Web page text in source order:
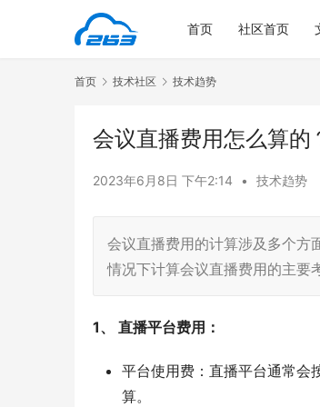
首页 社区首页
首页 技术社区 技术趋势
会议直播费用怎么算的
2023年6月8日 下午2:14 • 技术趋势
会议直播费用的计算涉及多个方
情况下计算会议直播费用的主要
1、 直播平台费用：
平台使用费：直播平台通常会
算。